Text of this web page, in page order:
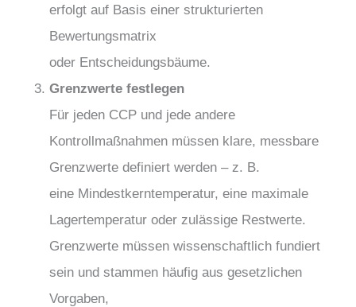
erfolgt auf Basis einer strukturierten
Bewertungsmatrix
oder Entscheidungsbäume.
Grenzwerte festlegen
Für jeden CCP und jede andere
Kontrollmaßnahmen müssen klare, messbare
Grenzwerte definiert werden – z. B.
eine Mindestkerntemperatur, eine maximale
Lagertemperatur oder zulässige Restwerte.
Grenzwerte müssen wissenschaftlich fundiert
sein und stammen häufig aus gesetzlichen
Vorgaben,